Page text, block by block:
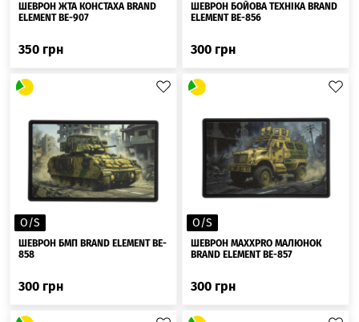
ШЕВРОН ЖTA КОНСТАХА BRAND
ELEMENT BE-907
350 грн
ШЕВРОН БОЙОВА ТЕХНІКА BRAND
ELEMENT BE-856
300 грн
O/S
ШЕВРОН БМП BRAND ELEMENT BE-
858
300 грн
O/S
ШЕВРОН MAXXPRO МАЛЮНОК
BRAND ELEMENT BE-857
300 грн